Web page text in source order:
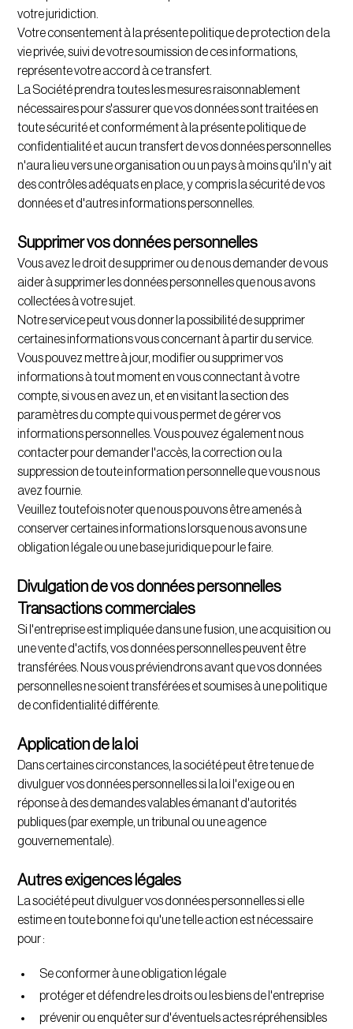
votre juridiction.
Votre consentement à la présente politique de protection de la
vie privée, suivi de votre soumission de ces informations,
représente votre accord à ce transfert.
La Société prendra toutes les mesures raisonnablement
nécessaires pour s'assurer que vos données sont traitées en
toute sécurité et conformément à la présente politique de
confidentialité et aucun transfert de vos données personnelles
n'aura lieu vers une organisation ou un pays à moins qu'il n'y ait
des contrôles adéquats en place, y compris la sécurité de vos
données et d'autres informations personnelles.
Supprimer vos données personnelles
Vous avez le droit de supprimer ou de nous demander de vous
aider à supprimer les données personnelles que nous avons
collectées à votre sujet.
Notre service peut vous donner la possibilité de supprimer
certaines informations vous concernant à partir du service.
Vous pouvez mettre à jour, modifier ou supprimer vos
informations à tout moment en vous connectant à votre
compte, si vous en avez un, et en visitant la section des
paramètres du compte qui vous permet de gérer vos
informations personnelles. Vous pouvez également nous
contacter pour demander l'accès, la correction ou la
suppression de toute information personnelle que vous nous
avez fournie.
Veuillez toutefois noter que nous pouvons être amenés à
conserver certaines informations lorsque nous avons une
obligation légale ou une base juridique pour le faire.
Divulgation de vos données personnelles
Transactions commerciales
Si l'entreprise est impliquée dans une fusion, une acquisition ou
une vente d'actifs, vos données personnelles peuvent être
transférées. Nous vous préviendrons avant que vos données
personnelles ne soient transférées et soumises à une politique
de confidentialité différente.
Application de la loi
Dans certaines circonstances, la société peut être tenue de
divulguer vos données personnelles si la loi l'exige ou en
réponse à des demandes valables émanant d'autorités
publiques (par exemple, un tribunal ou une agence
gouvernementale).
Autres exigences légales
La société peut divulguer vos données personnelles si elle
estime en toute bonne foi qu'une telle action est nécessaire
pour :
Se conformer à une obligation légale
protéger et défendre les droits ou les biens de l'entreprise
prévenir ou enquêter sur d'éventuels actes répréhensibles